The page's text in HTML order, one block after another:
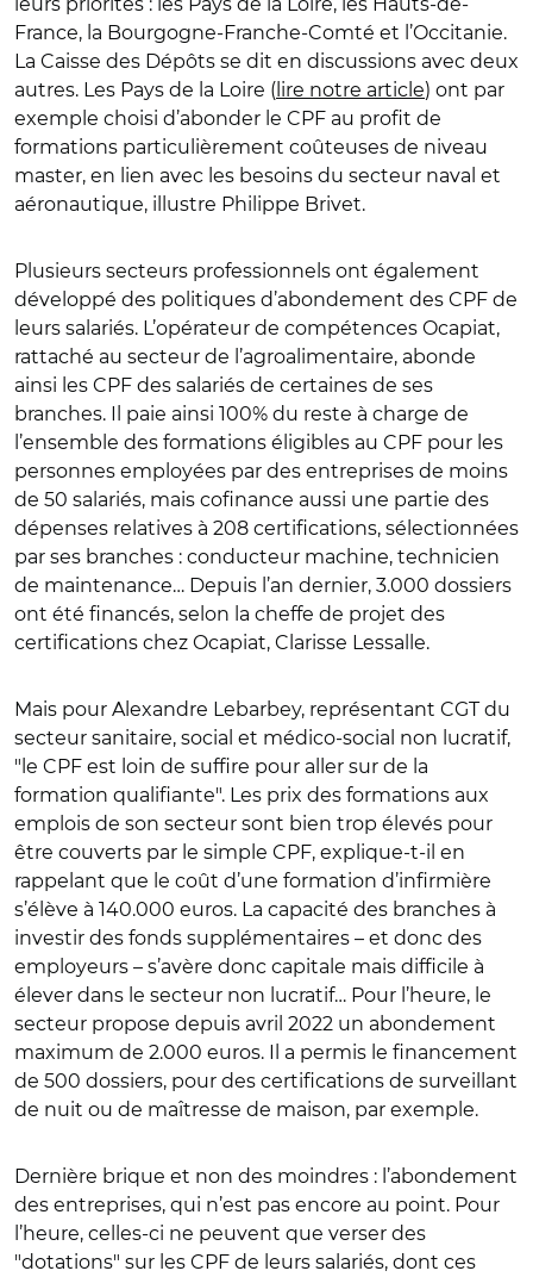
France, la Bourgogne-Franche-Comté et l’Occitanie.
La Caisse des Dépôts se dit en discussions avec deux
autres. Les Pays de la Loire ( lire notre article) ont par
exemple choisi d’abonder le CPF au profit de
formations particulièrement coûteuses de niveau
master, en lien avec les besoins du secteur naval et
aéronautique, illustre Philippe Brivet.
Plusieurs secteurs professionnels ont également
développé des politiques d’abondement des CPF de
leurs salariés. L’opérateur de compétences Ocapiat,
rattaché au secteur de l’agroalimentaire, abonde
ainsi les CPF des salariés de certaines de ses
branches. Il paie ainsi 100% du reste à charge de
l’ensemble des formations éligibles au CPF pour les
personnes employées par des entreprises de moins
de 50 salariés, mais cofinance aussi une partie des
dépenses relatives à 208 certifications, sélectionnées
par ses branches : conducteur machine, technicien
de maintenance… Depuis l’an dernier, 3.000 dossiers
ont été financés, selon la cheffe de projet des
certifications chez Ocapiat, Clarisse Lessalle.
Mais pour Alexandre Lebarbey, représentant CGT du
secteur sanitaire, social et médico-social non lucratif,
"le CPF est loin de suffire pour aller sur de la
formation qualifiante". Les prix des formations aux
emplois de son secteur sont bien trop élevés pour
être couverts par le simple CPF, explique-t-il en
rappelant que le coût d’une formation d’infirmière
s’élève à 140.000 euros. La capacité des branches à
investir des fonds supplémentaires – et donc des
employeurs – s’avère donc capitale mais difficile à
élever dans le secteur non lucratif… Pour l’heure, le
secteur propose depuis avril 2022 un abondement
maximum de 2.000 euros. Il a permis le financement
de 500 dossiers, pour des certifications de surveillant
de nuit ou de maîtresse de maison, par exemple.
Dernière brique et non des moindres : l’abondement
des entreprises, qui n’est pas encore au point. Pour
l’heure, celles-ci ne peuvent que verser des
"dotations" sur les CPF de leurs salariés, dont ces